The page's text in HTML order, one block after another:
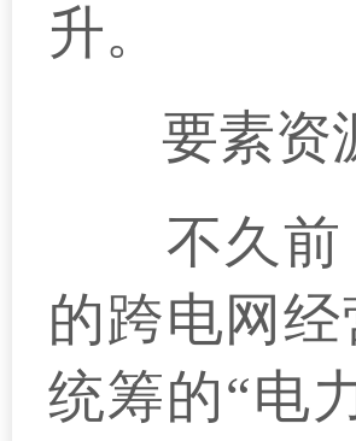
升。
要素资源
不久前，
的跨电网
统筹的“电